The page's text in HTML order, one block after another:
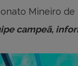
Mineiro
campeã,